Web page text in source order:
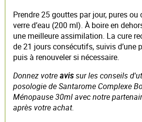
Prendre 25 gouttes par jour, pures ou
verre d’eau (200 ml). À boire en
une meilleure assimilation. La cure
de 21 jours consécutifs, suivis d’une
puis à renouveler si nécessaire.
Donnez votreavissur les conseils
posologie de Santarome Complexe
Ménopause 30ml avec notre
après votre achat.